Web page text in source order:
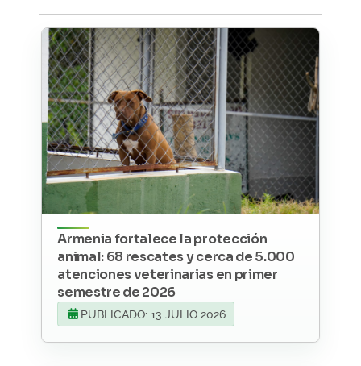
Armenia fortalece la protección
animal: 68 rescates y cerca de 5.000
atenciones veterinarias en primer
semestre de 2026
PUBLICADO: 13 JULIO 2026